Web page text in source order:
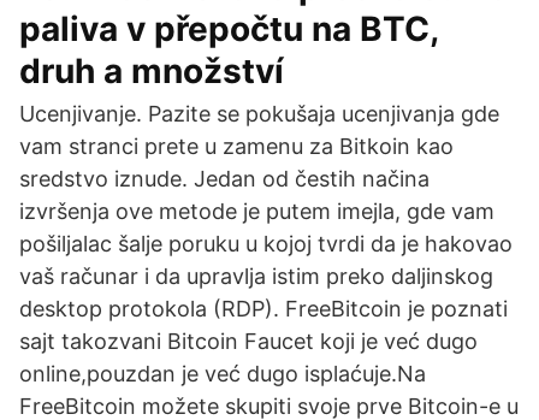
paliva v přepočtu na BTC,
druh a množství
Ucenjivanje. Pazite se pokušaja ucenjivanja gde
vam stranci prete u zamenu za Bitkoin kao
sredstvo iznude. Jedan od čestih načina
izvršenja ove metode je putem imejla, gde vam
pošiljalac šalje poruku u kojoj tvrdi da je hakovao
vaš računar i da upravlja istim preko daljinskog
desktop protokola (RDP). FreeBitcoin je poznati
sajt takozvani Bitcoin Faucet koji je već dugo
online,pouzdan je već dugo isplaćuje.Na
FreeBitcoin možete skupiti svoje prve Bitcoin-e u